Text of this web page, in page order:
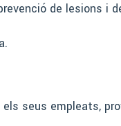
de lesions
seus empleats,